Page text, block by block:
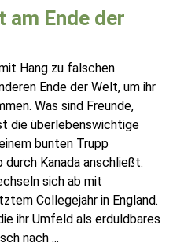
am Ende der
Hang zu falschen
Ende der Welt, um ihr
Was sind Freunde,
die überlebenswichtige
bunten Trupp
Kanada anschließt.
sich ab mit
Collegejahr in England.
ihr Umfeld als erduldbares
nach ...